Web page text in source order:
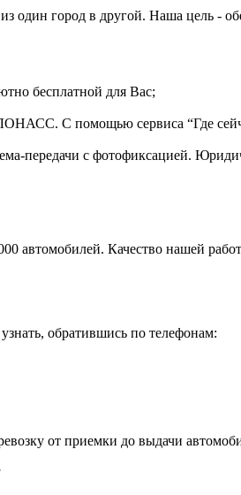
один город в другой. Наша цель -
бесплатной для Вас;
С помощью сервиса “Где
передачи с фотофиксацией.
автомобилей. Качество нашей
обратившись по телефонам:
от приемки до выдачи